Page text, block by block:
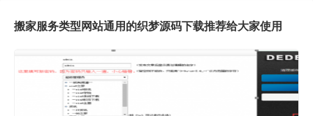
搬家服务类型网站通用的织梦源码下载推荐给大家使用